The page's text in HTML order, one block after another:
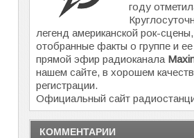
году
легенд американской рок-
отобранные факты о группе и
прямой эфир радиоканала
нашем сайте, в хорошем
регистрации.
Официальный сайт
КОММЕНТАРИИ